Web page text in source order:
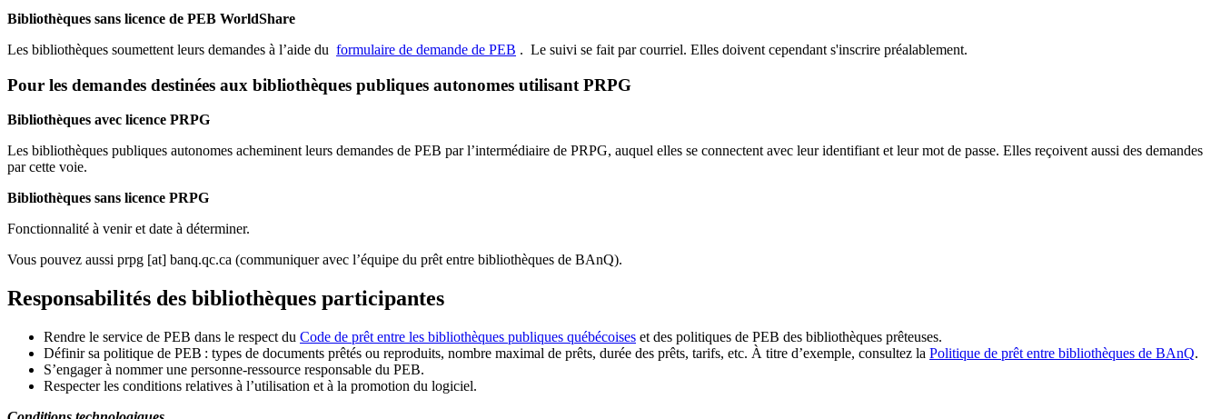
Bibliothèques sans licence de PEB WorldShare
Les bibliothèques soumettent leurs demandes à l’aide du formulaire de demande de PEB . Le suivi se fait par courriel. Elles doivent cependant s'inscrire préalablement.
Pour les demandes destinées aux bibliothèques publiques autonomes utilisant PRPG
Bibliothèques avec licence PRPG
Les bibliothèques publiques autonomes acheminent leurs demandes de PEB par l’intermédiaire de PRPG, auquel elles se connectent avec leur identifiant et leur mot de passe. Elles reçoivent aussi des demandes
par cette voie.
Bibliothèques sans licence PRPG
Fonctionnalité à venir et date à déterminer.
Vous pouvez aussi prpg [at] banq.qc.ca (communiquer avec l’équipe du prêt entre bibliothèques de BAnQ).
Responsabilités des bibliothèques participantes
Rendre le service de PEB dans le respect du Code de prêt entre les bibliothèques publiques québécoises et des politiques de PEB des bibliothèques prêteuses.
Définir sa politique de PEB : types de documents prêtés ou reproduits, nombre maximal de prêts, durée des prêts, tarifs, etc. À titre d’exemple, consultez la Politique de prêt entre bibliothèques de BAnQ.
S’engager à nommer une personne-ressource responsable du PEB.
Respecter les conditions relatives à l’utilisation et à la promotion du logiciel.